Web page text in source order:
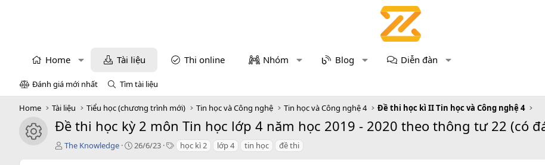
Home Tài liệu Thi online Nhóm Blog Diễn đàn
Đánh giá mới nhất Tìm tài liệu
Home Tài liệu Tiểu học (chương trình mới) Tin học và Công nghệ Tin học và Công nghệ 4 Đề thi học kì II Tin học và Công nghệ 4
icon tài liệu
Đề thi học kỳ 2 môn Tin học lớp 4 năm học 2019 - 2020 theo thông tư 22 (có
T
The Knowledge
C
26/6/23
T học kì 2 lớp 4 tin học đề thi